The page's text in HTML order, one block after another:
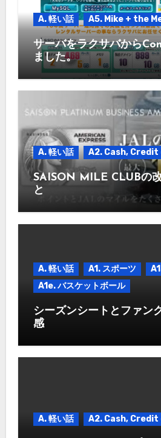
A. 軽い話 A5. Mike + the
サーバをラクサバから
ました。
A. 軽い話 A2. Cash,
SAISON MILE CLUBの
と
A. 軽い話 A1. スポーツ
A1e. バスケットボール
シーズンシートとファン
感
A. 軽い話 A2. Cash,